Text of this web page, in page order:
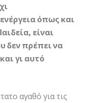
όπως και
είναι
δεν πρέπει να
γι αυτό
αγαθό για τις